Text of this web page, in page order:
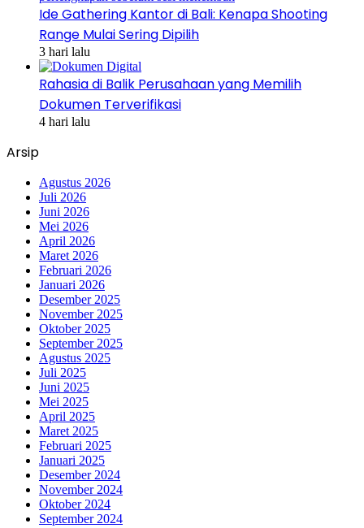
Ide Gathering Kantor di Bali: Kenapa Shooting
Range Mulai Sering Dipilih
3 hari lalu
Rahasia di Balik Perusahaan yang Memilih
Dokumen Terverifikasi
4 hari lalu
Arsip
Agustus 2026
Juli 2026
Juni 2026
Mei 2026
April 2026
Maret 2026
Februari 2026
Januari 2026
Desember 2025
November 2025
Oktober 2025
September 2025
Agustus 2025
Juli 2025
Juni 2025
Mei 2025
April 2025
Maret 2025
Februari 2025
Januari 2025
Desember 2024
November 2024
Oktober 2024
September 2024